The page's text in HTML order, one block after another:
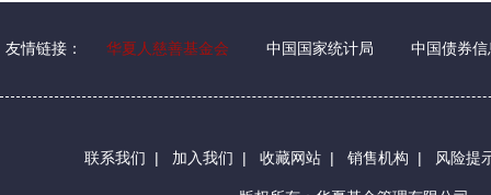
友情链接： 华夏人慈善基金会 中国国家统计局 中国债券信
联系我们 | 加入我们 | 收藏网站 | 销售机构 | 风险提